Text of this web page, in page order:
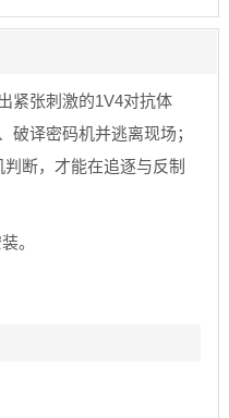
紧张刺激的1V4对抗体
译密码机并逃离现场；
断，才能在追逐与反制
。